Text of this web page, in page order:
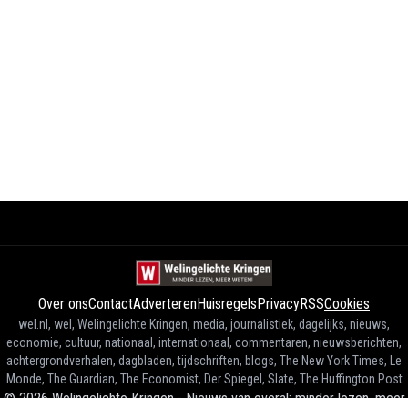
Over onsContactAdverterenHuisregels PrivacyRSSCookies
wel.nl, wel, Welingelichte Kringen, media, journalistiek, dagelijks, nieuws,
economie, cultuur, nationaal, internationaal, commentaren, nieuwsberichten,
achtergrondverhalen, dagbladen, tijdschriften, blogs, The New York Times, Le
Monde, The Guardian, The Economist, Der Spiegel, Slate, The Huffington Post